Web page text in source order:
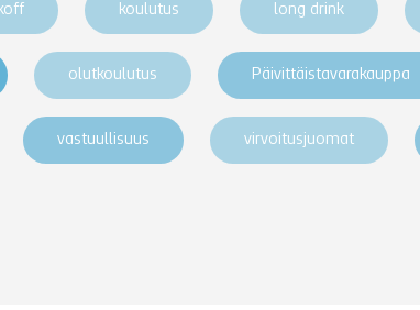
koulutus long drink
olutkoulutus Päivittäistavarakauppa
vastuullisuus virvoitusjuomat